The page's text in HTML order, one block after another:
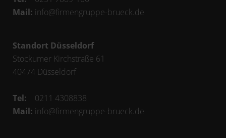
Mail: info@firmengruppe-brueck.de
Standort Düsseldorf
Stockumer Kirchstraße 61
40474 Düsseldorf
Tel:
0211 4308838
Mail: info@firmengruppe-brueck.de